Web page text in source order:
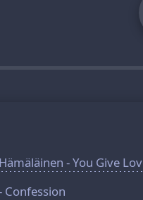
- You Give
Confession